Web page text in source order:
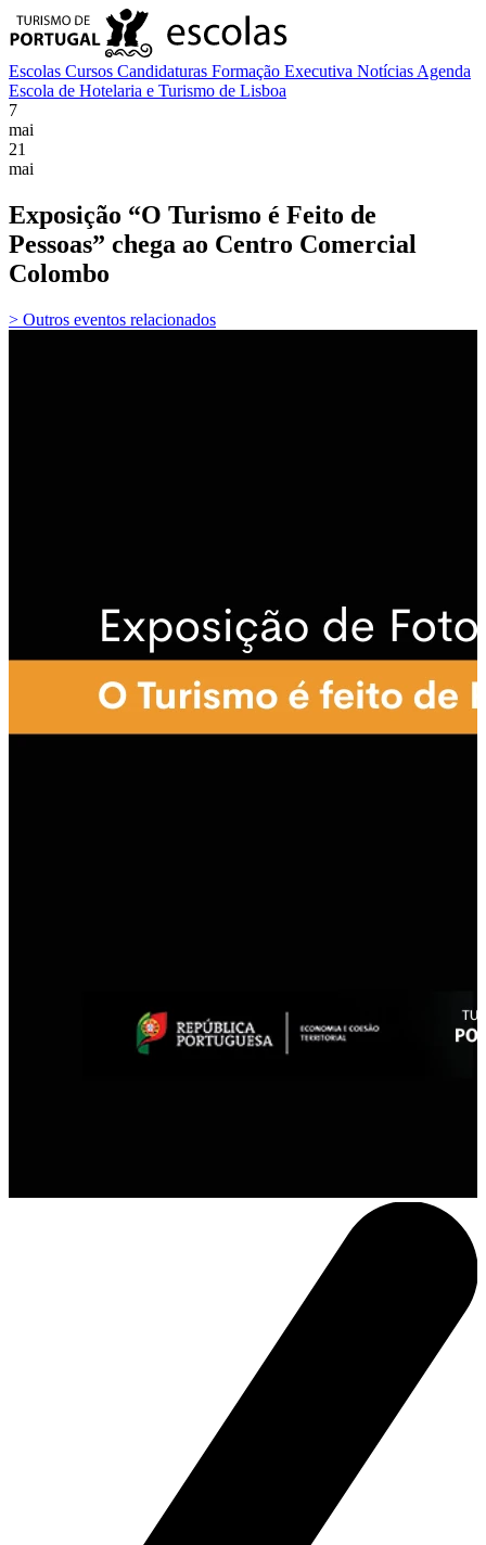
Escolas Cursos Candidaturas Formação Executiva Notícias Agenda
Escola de Hotelaria e Turismo de Lisboa
7
mai
21
mai
Exposição “O Turismo é Feito de
Pessoas” chega ao Centro Comercial
Colombo
> Outros eventos relacionados